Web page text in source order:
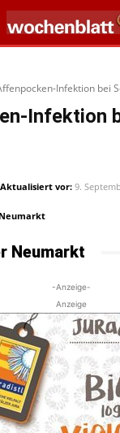
Infektion bei
Infektion
Aktualisiert vor: 9.
Neumarkt
-Anzeige-
Anzeige